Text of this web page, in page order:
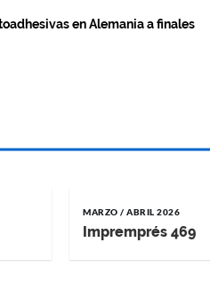
en Alemania a finales
MARZO / ABRIL 2026
Impremprés 469